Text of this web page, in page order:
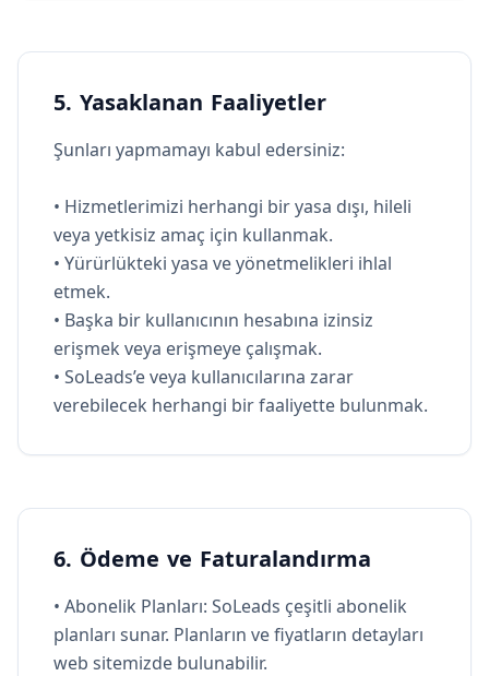
5. Yasaklanan Faaliyetler
Şunları yapmamayı kabul edersiniz:
• Hizmetlerimizi herhangi bir yasa dışı, hileli
veya yetkisiz amaç için kullanmak.
• Yürürlükteki yasa ve yönetmelikleri ihlal
etmek.
• Başka bir kullanıcının hesabına izinsiz
erişmek veya erişmeye çalışmak.
• SoLeads’e veya kullanıcılarına zarar
verebilecek herhangi bir faaliyette bulunmak.
6. Ödeme ve Faturalandırma
• Abonelik Planları: SoLeads çeşitli abonelik
planları sunar. Planların ve fiyatların detayları
web sitemizde bulunabilir.